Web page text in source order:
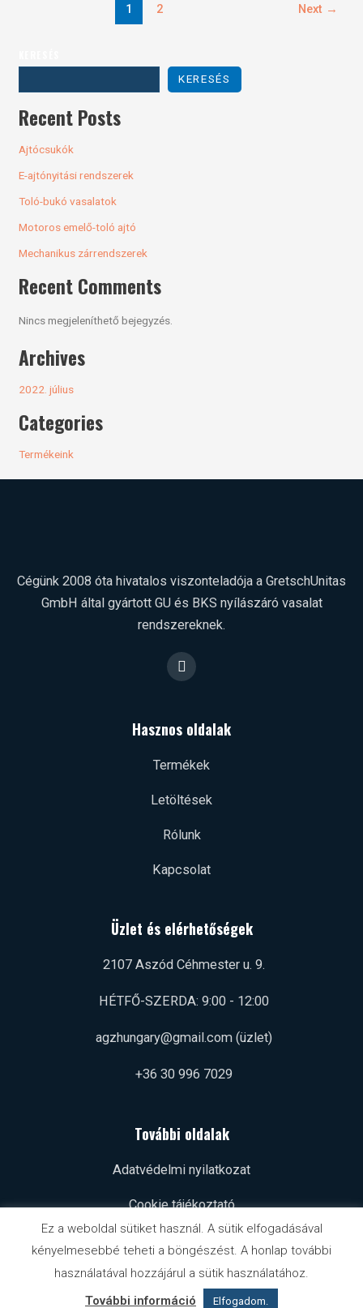
1 2 Next →
KERESÉS
Recent Posts
Ajtócsukók
E-ajtónyitási rendszerek
Toló-bukó vasalatok
Motoros emelő-toló ajtó
Mechanikus zárrendszerek
Recent Comments
Nincs megjeleníthető bejegyzés.
Archives
2022. július
Categories
Termékeink
Cégünk 2008 óta hivatalos viszonteladója a Gretsch­Unitas
GmbH által gyártott GU és BKS nyílászáró vasalat
rendszereknek.
F
a
o
k
Hasznos oldalak
Termékek
Letöltések
Rólunk
Kapcsolat
Üzlet és elérhetőségek
2107 Aszód Céhmester u. 9.
HÉTFŐ-SZERDA: 9:00 - 12:00
agzhungary@gmail.com (üzlet)
+36 30 996 7029
További oldalak
Adatvédelmi nyilatkozat
Cookie tájékoztató
Minden jog fenntartva © 2026 AGZ Hungary Kft.
Weboldalt készítette: viktornyerges.hu
Ez a weboldal sütiket használ. A sütik elfogadásával
kényelmesebbé teheti a böngészést. A honlap további
használatával hozzájárul a sütik használatához.
További információ
Elfogadom.